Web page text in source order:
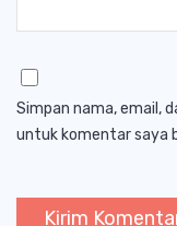
Simpan nama, email,
untuk komentar saya